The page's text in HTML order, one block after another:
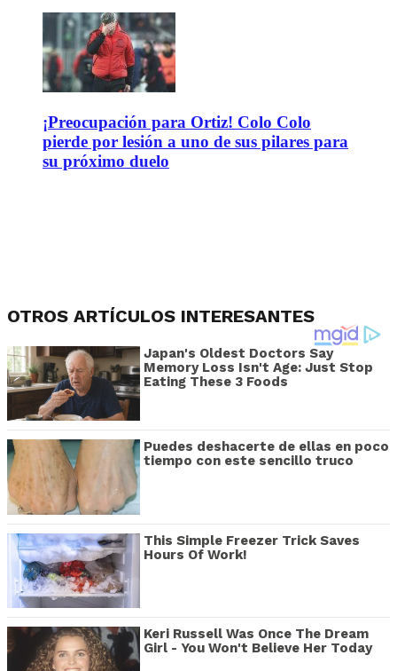
¡Preocupación para Ortiz! Colo Colo
pierde por lesión a uno de sus pilares para
su próximo duelo
OTROS ARTÍCULOS INTERESANTES
Japan's Oldest Doctors Say
Memory Loss Isn't Age: Just Stop
Eating These 3 Foods
Puedes deshacerte de ellas en poco
tiempo con este sencillo truco
This Simple Freezer Trick Saves
Hours Of Work!
Keri Russell Was Once The Dream
Girl - You Won't Believe Her Today